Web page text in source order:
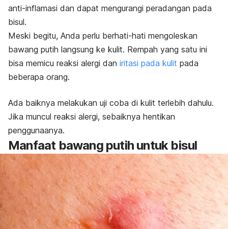
anti-inflamasi dan dapat mengurangi peradangan pada
bisul.
Meski begitu, Anda perlu berhati-hati mengoleskan
bawang putih langsung ke kulit. Rempah yang satu ini
bisa memicu reaksi alergi dan iritasi pada kulit pada
beberapa orang.
Ada baiknya melakukan uji coba di kulit terlebih dahulu.
Jika muncul reaksi alergi, sebaiknya hentikan
penggunaanya.
Manfaat bawang putih untuk bisul